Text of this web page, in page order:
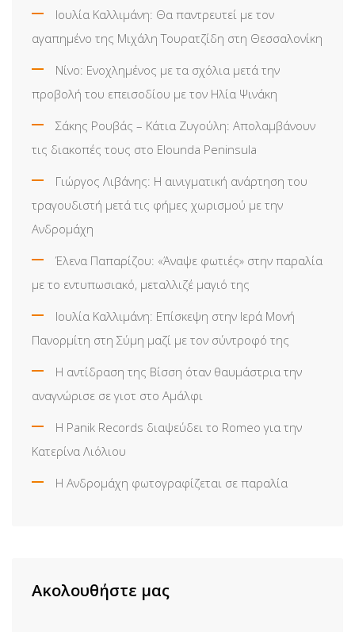
Ιουλία Καλλιμάνη: Θα παντρευτεί με τον
αγαπημένο της Μιχάλη Τουρατζίδη στη Θεσσαλονίκη
Νίνο: Ενοχλημένος με τα σχόλια μετά την
προβολή του επεισοδίου με τον Ηλία Ψινάκη
Σάκης Ρουβάς – Κάτια Ζυγούλη: Απολαμβάνουν
τις διακοπές τους στο Elounda Peninsula
Γιώργος Λιβάνης: Η αινιγματική ανάρτηση του
τραγουδιστή μετά τις φήμες χωρισμού με την
Ανδρομάχη
Έλενα Παπαρίζου: «Άναψε φωτιές» στην παραλία
με το εντυπωσιακό, μεταλλιζέ μαγιό της
Ιουλία Καλλιμάνη: Επίσκεψη στην Ιερά Μονή
Πανορμίτη στη Σύμη μαζί με τον σύντροφό της
Η αντίδραση της Βίσση όταν θαυμάστρια την
αναγνώρισε σε γιοτ στο Αμάλφι
Η Panik Records διαψεύδει το Romeo για την
Κατερίνα Λιόλιου
Η Ανδρομάχη φωτογραφίζεται σε παραλία
Ακολουθήστε μας